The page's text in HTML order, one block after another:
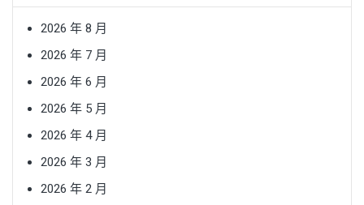
2026 年 8 月
2026 年 7 月
2026 年 6 月
2026 年 5 月
2026 年 4 月
2026 年 3 月
2026 年 2 月